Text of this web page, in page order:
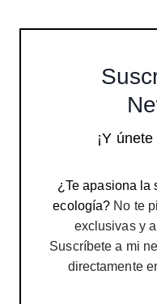
¡Y
¿Te apasiona la
ecología? No te
exclusivas y
Suscríbete a mi
directamente